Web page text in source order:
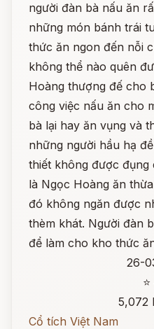
người đàn bà nấu ăn
những món bánh trái
thức ăn ngon đến nỗi
không thể nào quên
Hoàng thượng đế cho
công việc nấu ăn cho
bà lại hay ăn vụng và
những người hầu hạ
thiết không được đụng
là Ngọc Hoàng ăn
đó không ngăn được
thèm khát. Người đàn
để làm cho kho thức
26-
5,072
Cổ tích Việt Nam